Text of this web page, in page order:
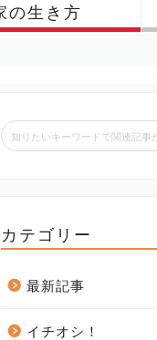
の生き方
カテゴリー
最新記事
イチオシ！